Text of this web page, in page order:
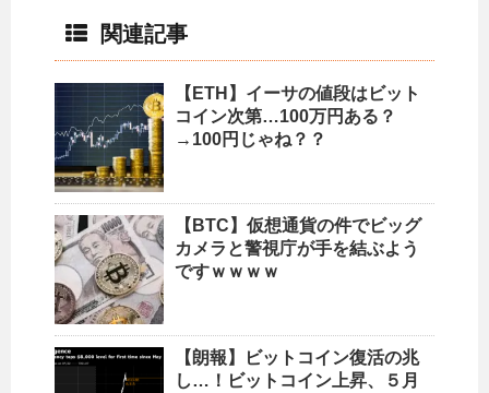
関連記事
【ETH】イーサの値段はビット
コイン次第…100万円ある？
→100円じゃね？？
【BTC】仮想通貨の件でビッグ
カメラと警視庁が手を結ぶよう
ですｗｗｗｗ
【朗報】ビットコイン復活の兆
し…！ビットコイン上昇、５月